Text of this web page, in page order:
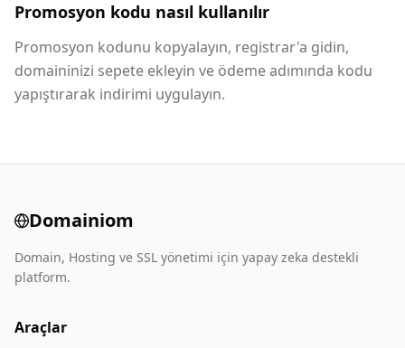
Promosyon kodu nasıl kullanılır
Promosyon kodunu kopyalayın, registrar'a gidin,
domaininizi sepete ekleyin ve ödeme adımında kodu
yapıştırarak indirimi uygulayın.
Domainiom
Domain, Hosting ve SSL yönetimi için yapay zeka destekli
platform.
Araçlar